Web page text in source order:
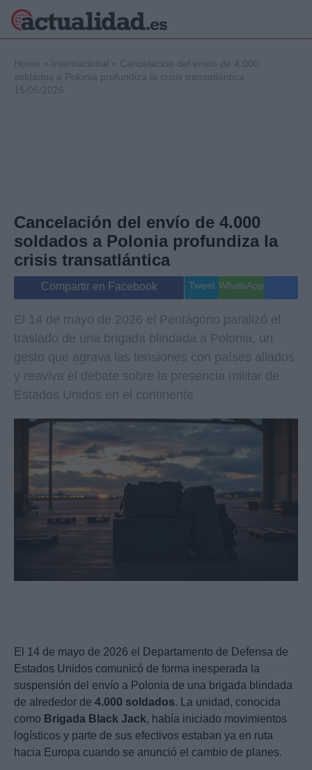
Internacional
Viajes
Gente
Musica
Home » Internacional » Cancelación del envío de 4.000
soldados a Polonia profundiza la crisis transatlántica
15/05/2026
Cancelación del envío de 4.000
soldados a Polonia profundiza la
crisis transatlántica
Compartir en Facebook Tweet WhatsApp
El 14 de mayo de 2026 el Pentágono paralizó el
traslado de una brigada blindada a Polonia, un
gesto que agrava las tensiones con países aliados
y reaviva el debate sobre la presencia militar de
Estados Unidos en el continente
El 14 de mayo de 2026 el Departamento de Defensa de
Estados Unidos comunicó de forma inesperada la
suspensión del envío a Polonia de una brigada blindada
de alrededor de 4.000 soldados. La unidad, conocida
como Brigada Black Jack, había iniciado movimientos
logísticos y parte de sus efectivos estaban ya en ruta
hacia Europa cuando se anunció el cambio de planes.